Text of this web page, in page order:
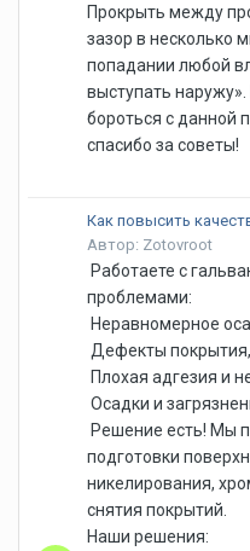
Прокрыть между
зазор в несколько
попадании любой
выступать
бороться с данной
спасибо за советы!
Автор: Zotovroot
Работаете с
проблемами:
Неравномерное
Дефекты
Плохая адгезия и
Осадки и
Решение есть! Мы
подготовки
никелирования,
снятия покрытий.
Наши решения: